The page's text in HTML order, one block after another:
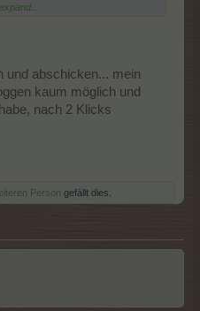
und abschicken... mein
kaum möglich und
nach 2 Klicks
Person gefällt dies.